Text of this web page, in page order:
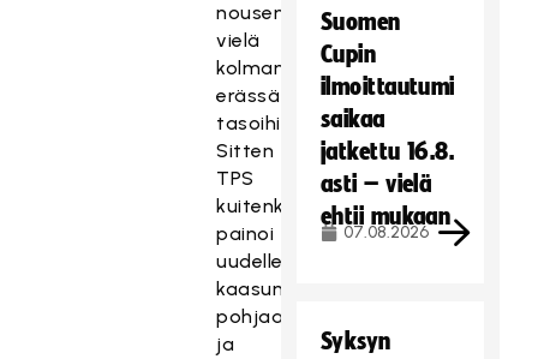
nousemaan
vielä
kolmannessa
erässä
tasoihin.
Sitten
TPS
kuitenkin
painoi
uudelleen
kaasun
pohjaan
ja
Suomen
Cupin
ilmoittautumi
saikaa
jatkettu 16.8.
asti – vielä
ehtii mukaan
07.08.2026
Syksyn